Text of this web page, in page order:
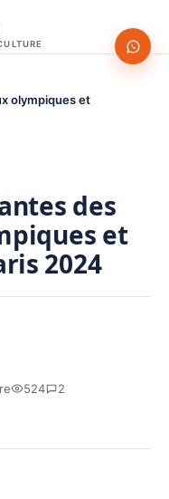
olympiques et
des
et
2024
524 2